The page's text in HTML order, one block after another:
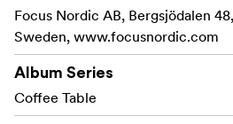
spațiu pentru fiecare moment
Focus Nordic AB, Bergsjödalen
Sweden, www.focusnordic.com
Album Series
Coffee Table